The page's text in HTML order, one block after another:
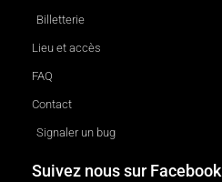
Billetterie
Lieu et accès
FAQ
Contact
Signaler un bug
Suivez nous sur Facebook